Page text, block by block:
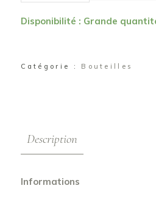
Disponibilité : Grande
Catégorie : Bouteilles
Description
Informations